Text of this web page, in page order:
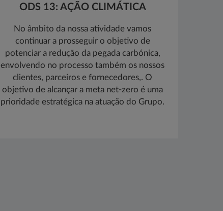
ODS 13: AÇÃO CLIMÁTICA
No âmbito da nossa atividade vamos
continuar a prosseguir o objetivo de
potenciar a redução da pegada carbónica,
envolvendo no processo também os nossos
clientes, parceiros e fornecedores,. O
objetivo de alcançar a meta net-zero é uma
prioridade estratégica na atuação do Grupo.